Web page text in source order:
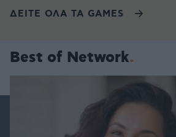
ΔΕΙΤΕ ΟΛΑ ΤΑ GAMES
Best of Network